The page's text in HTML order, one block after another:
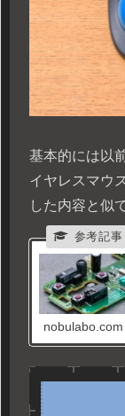
基本的には以
イヤレスマウ
した内容と似
nobulabo.com